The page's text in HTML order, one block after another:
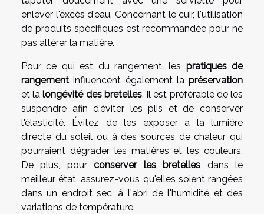
enlever l'excès d'eau. Concernant le cuir, l'utilisation
de produits spécifiques est recommandée pour ne
pas altérer la matière.
Pour ce qui est du rangement, les pratiques de
rangement influencent également la préservation
et lalongévité des bretelles. Il est préférable de les
suspendre afin d'éviter les plis et de conserver
l'élasticité. Évitez de les exposer à la lumière
directe du soleil ou à des sources de chaleur qui
pourraient dégrader les matières et les couleurs.
De plus, pourconserver les bretelles dans le
meilleur état, assurez-vous qu'elles soient rangées
dans un endroit sec, à l'abri de l'humidité et des
variations de température.